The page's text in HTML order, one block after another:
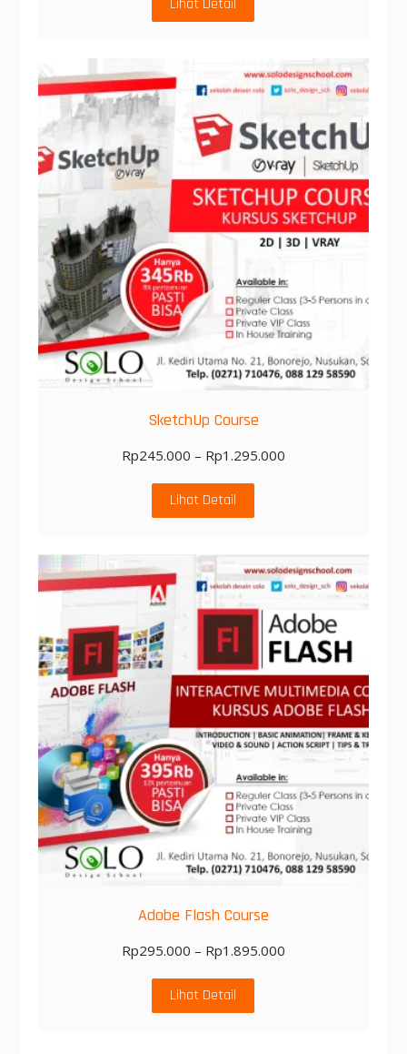
Lihat Detail
SketchUp Course
Rp245.000 – Rp1.295.000
Lihat Detail
Adobe Flash Course
Rp295.000 – Rp1.895.000
Lihat Detail